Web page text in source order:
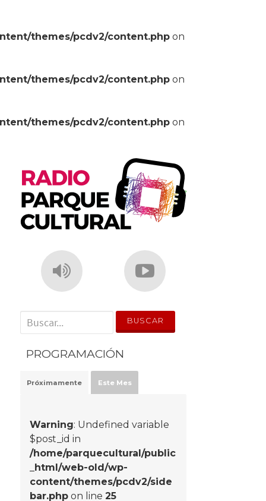
themes/pcdv2/content.php on
themes/pcdv2/content.php on
themes/pcdv2/content.php on
' . __('Search for:') . '
PROGRAMACIÓN
Próximamente Este Mes
Warning: Undefined variable
$post_id in
/home/parquecultural/public
_html/web-old/wp-
content/themes/pcdv2/side
bar.php on line25